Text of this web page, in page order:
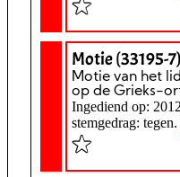
Motie (33195-7)
Motie van het
op de Grieks-
Ingediend op:
stemgedrag: tegen.